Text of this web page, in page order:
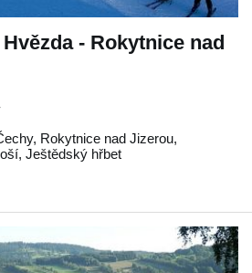
- Rokytnice nad
, Rokytnice nad Jizerou,
, Ještědský hřbet